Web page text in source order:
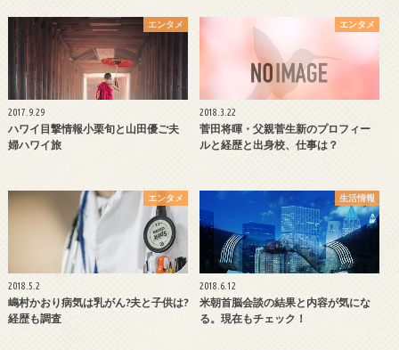
エンタメ
2017.9.29
ハワイ目撃情報小栗旬と山田優ご夫
婦ハワイ旅
エンタメ
2018.3.22
菅田将暉・父親菅生新のプロフィー
ルと経歴と出身校、仕事は？
エンタメ
2018.5.2
嶋村かおり病気は乳がん?夫と子供は?
経歴も調査
生活情報
2018.6.12
米朝首脳会談の結果と内容が気にな
る。現在もチェック！